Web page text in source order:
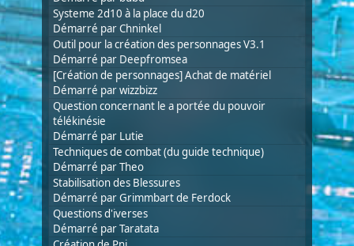
Systeme 2d10 à la place du d20
Démarré parChninkel
Outil pour la création des personnages V3.1
Démarré par Deepfromsea
[Création de personnages] Achat de matériel
Démarré parwizzbizz
Question concernant le a portée du pouvoir
télékinésie
Démarré par Lutie
Techniques de combat (du guide technique)
Démarré parTheo
Stabilisation des Blessures
Démarré parGrimmbart de Ferdock
Questions d'iverses
Démarré parTaratata